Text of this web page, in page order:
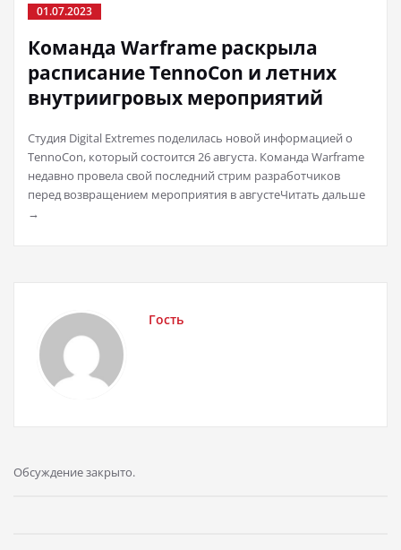
01.07.2023
Команда Warframe раскрыла
расписание TennoCon и летних
внутриигровых мероприятий
Студия Digital Extremes поделилась новой информацией о
TennoCon, который состоится 26 августа. Команда Warframe
недавно провела свой последний стрим разработчиков
перед возвращением мероприятия в августеЧитать дальше
→
Гость
Обсуждение закрыто.